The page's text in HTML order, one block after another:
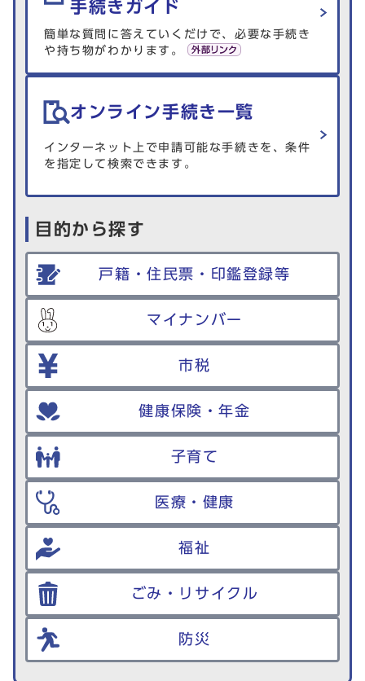
手続きガイド
簡単な質問に答えていくだけで、必要な手続き
や持ち物がわかります。
オンライン手続き一覧
インターネット上で申請可能な手続きを、条件
を指定して検索できます。
目的から探す
戸籍・住民票・印鑑登録等
マイナンバー
市税
健康保険・年金
子育て
医療・健康
福祉
ごみ・リサイクル
防災